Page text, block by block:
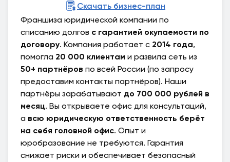
Франшиза юридической компании по
списанию долгов с гарантией окупаемости по
договору. Компания работает с 2014 года,
помогла 20 000 клиентам и развила сеть из
50+ партнёров по всей России (по запросу
предоставим контакты партнёров). Наши
партнёры зарабатывают до 700 000 рублей в
месяц. Вы открываете офис для консультаций,
а всю юридическую ответственность берёт
на себя головной офис. Опыт и
юробразование не требуются. Гарантия
снижает риски и обеспечивает безопасный
Скачать бизнес-план